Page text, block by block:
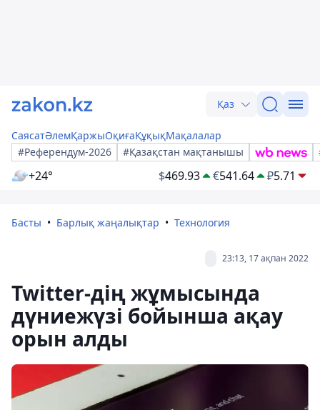
Қаз
СаясатӘлемҚаржыОқиғаҚұқықМақалалар
#Референдум-2026
#Қазақстан мақтанышы
+24° $469.93 €541.64 ₽5.71
Басты Барлық жаңалықтар Технология
23:13, 17 ақпан 2022
Twitter-дің жұмысында
дүниежүзі бойынша ақау
орын алды